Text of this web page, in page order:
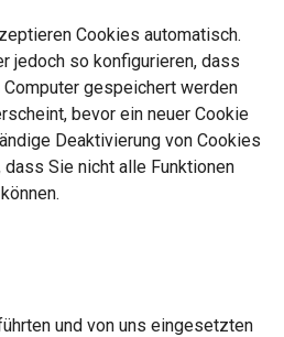
Cookies automatisch.
jedoch so konfigurieren, dass
gespeichert werden
bevor ein neuer Cookie
Deaktivierung von Cookies
dass Sie nicht alle Funktionen
und von uns eingesetzten